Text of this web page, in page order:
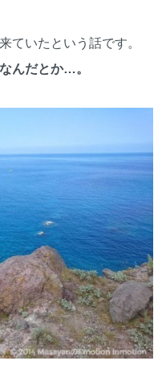
ていたという話です。
んだとか…。